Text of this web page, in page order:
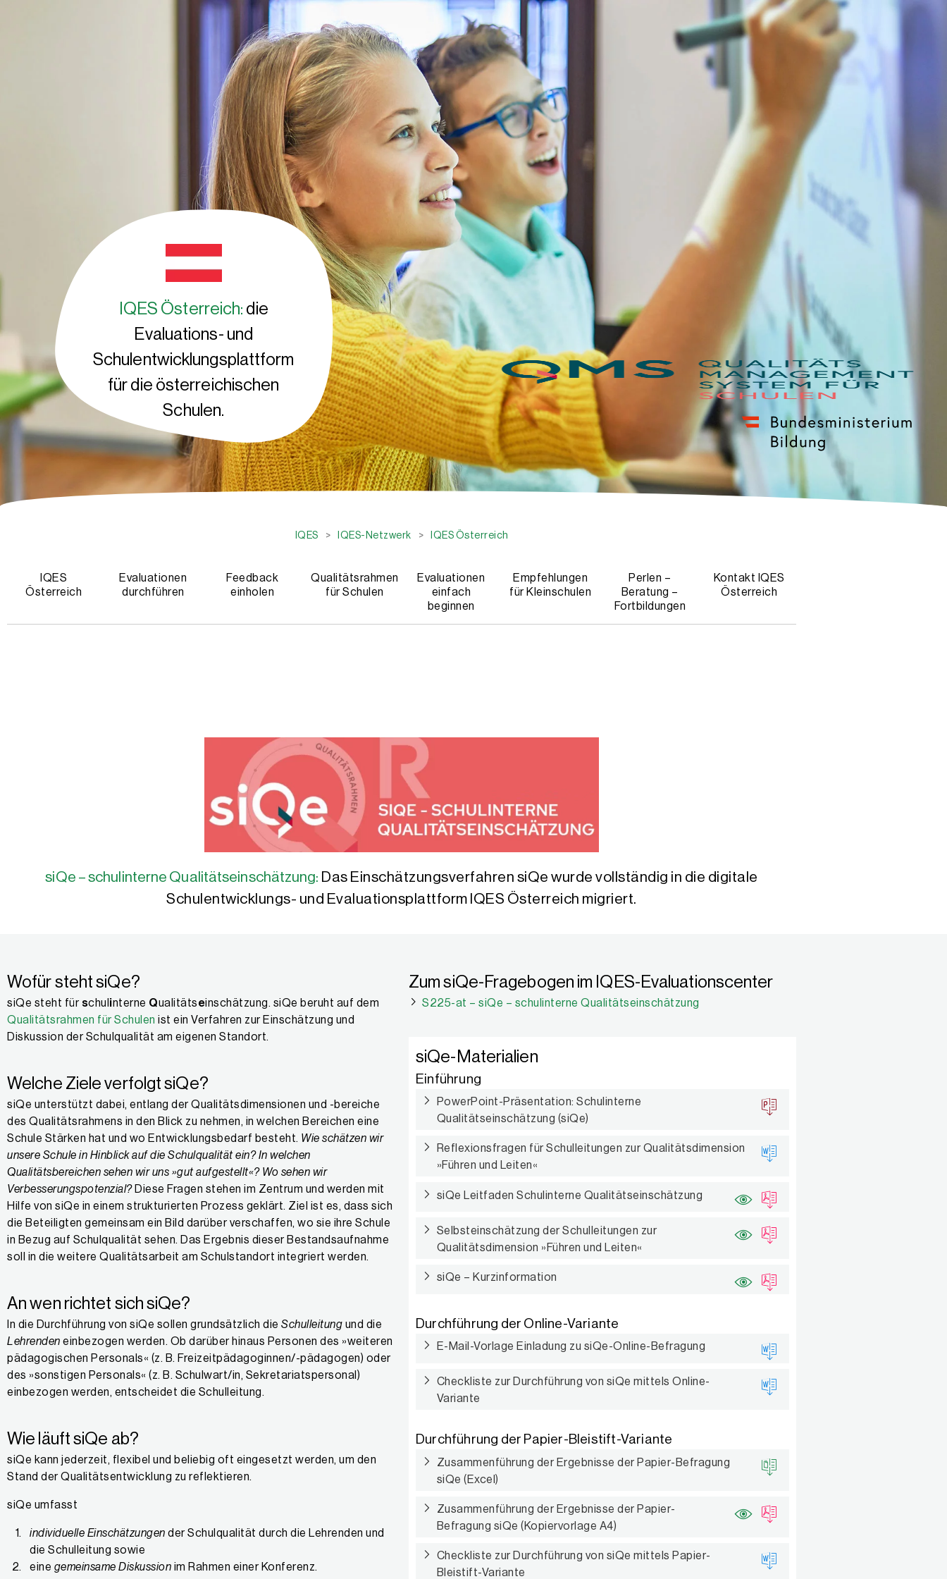
IQES Österreich: die
Evaluations- und
Schulentwicklungsplattform
für die österreichischen
Schulen.
IQES > IQES-Netzwerk > IQES Österreich
IQES
Österreich
Evaluationen
durchführen
Feedback
einholen
Qualitätsrahmen
für Schulen
Evaluationen
einfach
beginnen
Empfehlungen
für Kleinschulen
Perlen –
Beratung –
Fortbildungen
Kontakt IQES
Österreich
siQe – schulinterne Qualitätseinschätzung: Das Einschätzungsverfahren siQe wurde vollständig in die digitale
Schulentwicklungs- und Evaluationsplattform IQES Österreich migriert.
Wofür steht siQe?
siQe steht fürschul interne Qualitätseinschätzung. siQe beruht auf dem
Qualitätsrahmen für Schulen ist ein Verfahren zur Einschätzung und
Diskussion der Schulqualität am eigenen Standort.
Welche Ziele verfolgt siQe?
siQe unterstützt dabei, entlang der Qualitätsdimensionen und -bereiche
des Qualitätsrahmens in den Blick zu nehmen, in welchen Bereichen eine
Schule Stärken hat und wo Entwicklungsbedarf besteht. Wie schätzen wir
unsere Schule in Hinblick auf die Schulqualität ein? In welchen
Qualitätsbereichen sehen wir uns »gut aufgestellt«? Wo sehen wir
Verbesserungspotenzial?Diese Fragen stehen im Zentrum und werden mit
Hilfe von siQe in einem strukturierten Prozess geklärt. Ziel ist es, dass sich
die Beteiligten gemeinsam ein Bild darüber verschaffen, wo sie ihre Schule
in Bezug auf Schulqualität sehen. Das Ergebnis dieser Bestandsaufnahme
soll in die weitere Qualitätsarbeit am Schulstandort integriert werden.
An wen richtet sich siQe?
In die Durchführung von siQe sollen grundsätzlich die Schulleitung und die
Lehrenden einbezogen werden. Ob darüber hinaus Personen des »weiteren
pädagogischen Personals« (z. B. Freizeitpädagoginnen/-pädagogen) oder
des »sonstigen Personals« (z. B. Schulwart/in, Sekretariatspersonal)
einbezogen werden, entscheidet die Schulleitung.
Wie läuft siQe ab?
siQe kann jederzeit, flexibel und beliebig oft eingesetzt werden, um den
Stand der Qualitätsentwicklung zu reflektieren.
siQe umfasst
individuelle Einschätzungen der Schulqualität durch die Lehrenden und
die Schulleitung sowie
eine gemeinsame Diskussion im Rahmen einer Konferenz.
Zum siQe-Fragebogen im IQES-Evaluationscenter
S225-at – siQe – schulinterne Qualitätseinschätzung
siQe-Materialien
Einführung
PowerPoint-Präsentation: Schulinterne
Qualitätseinschätzung (siQe)
Reflexionsfragen für Schulleitungen zur Qualitätsdimension
»Führen und Leiten«
siQe Leitfaden Schulinterne Qualitätseinschätzung
Selbsteinschätzung der Schulleitungen zur
Qualitätsdimension »Führen und Leiten«
siQe – Kurzinformation
Durchführung der Online-Variante
E-Mail-Vorlage Einladung zu siQe-Online-Befragung
Checkliste zur Durchführung von siQe mittels Online-
Variante
Durchführung der Papier-Bleistift-Variante
Zusammenführung der Ergebnisse der Papier-Befragung
siQe (Excel)
Zusammenführung der Ergebnisse der Papier-
Befragung siQe (Kopiervorlage A4)
Checkliste zur Durchführung von siQe mittels Papier-
Bleistift-Variante